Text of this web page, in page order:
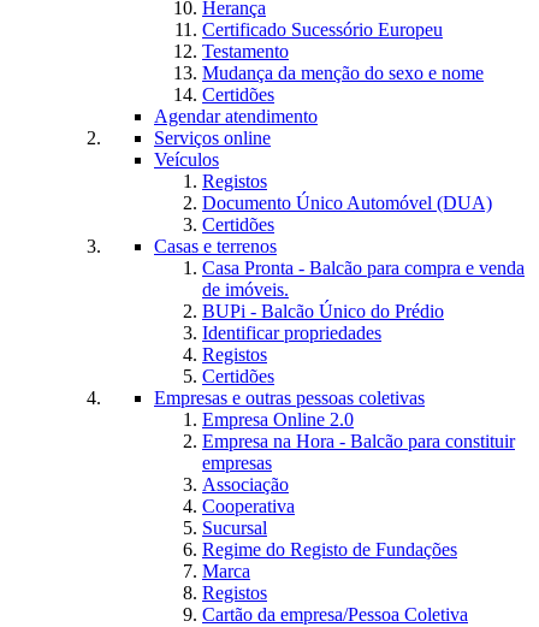
Herança
Certificado Sucessório Europeu
Testamento
Mudança da menção do sexo e nome
Certidões
Agendar atendimento
Serviços online
Veículos
Registos
Documento Único Automóvel (DUA)
Certidões
Casas e terrenos
Casa Pronta - Balcão para compra e venda
de imóveis.
BUPi - Balcão Único do Prédio
Identificar propriedades
Registos
Certidões
Empresas e outras pessoas coletivas
Empresa Online 2.0
Empresa na Hora - Balcão para constituir
empresas
Associação
Cooperativa
Sucursal
Regime do Registo de Fundações
Marca
Registos
Cartão da empresa/Pessoa Coletiva